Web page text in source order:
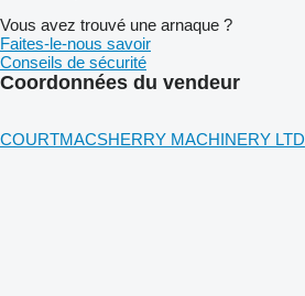
Vous avez trouvé une arnaque ?
Faites-le-nous savoir
Conseils de sécurité
Coordonnées du vendeur
COURTMACSHERRY MACHINERY LTD